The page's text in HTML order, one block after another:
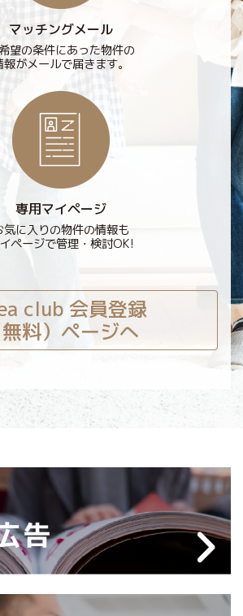
マッチングメール
望の条件にあった物件の
報がメールで届きます。
専用マイページ
気に入りの物件の情報も
ページで管理・検討OK!
club 会員登録
無料）ページへ